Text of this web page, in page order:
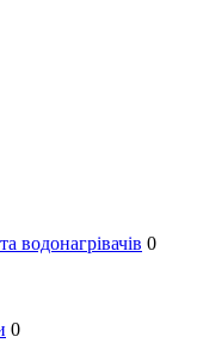
водонагрівачів 0
0